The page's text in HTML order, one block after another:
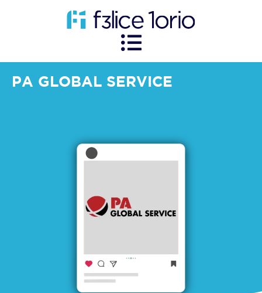
PA GLOBAL SERVICE